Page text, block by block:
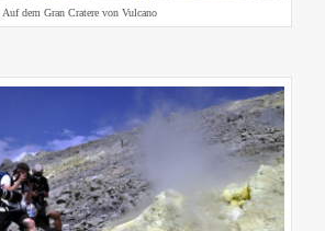
Auf dem Gran Cratere von Vulcano